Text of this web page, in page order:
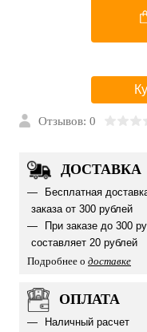
Отзывов: 0
ДОСТАВКА
Бесплатная
заказа от 300 рублей
При заказе до 300
составляет 20 рублей
Подробнее о доставке
ОПЛАТА
Наличный расчет